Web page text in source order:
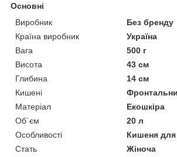
Основні
Виробник
Без бренду
Країна виробник
Україна
Вага
500 г
Висота
43 см
Глибина
14 см
Кишені
Матеріал
Екошкіра
Об`єм
20 л
Особливості
Кишеня для
Стать
Жіноча